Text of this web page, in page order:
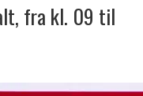
fra kl. 09 til